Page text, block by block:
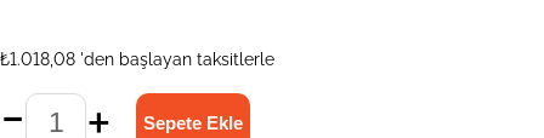
₺1.018,08 'den başlayan taksitlerle